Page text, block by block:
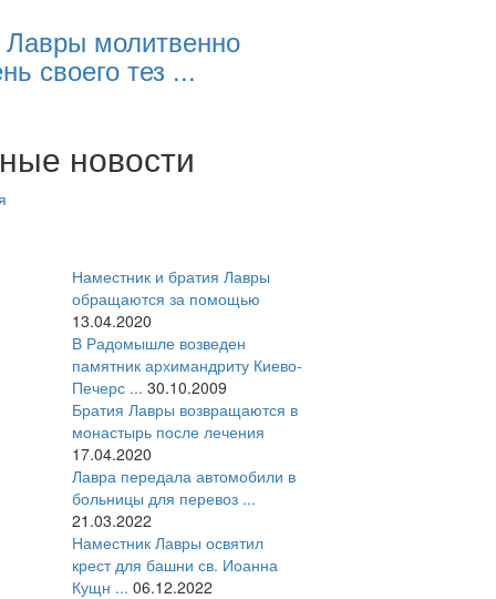
молитвенно
своего тез ...
новости
Наместник и братия Лавры
обращаются за помощью
13.04.2020
В Радомышле возведен
памятник архимандриту Киево-
Печерс ... 30.10.2009
Братия Лавры возвращаются в
монастырь после лечения
17.04.2020
Лавра передала автомобили в
больницы для перевоз ...
21.03.2022
Наместник Лавры освятил
крест для башни св. Иоанна
Кущн ... 06.12.2022